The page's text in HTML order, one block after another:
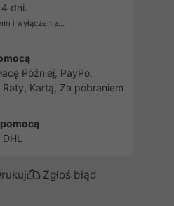
dni.
i wyłączenia...
Później, PayPo,
Kartą, Za pobraniem
Zgłoś błąd